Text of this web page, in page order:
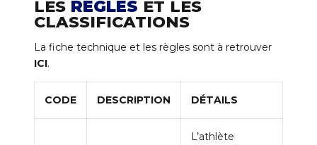
LES RÈGLES ET LES
CLASSIFICATIONS
La fiche technique et les règles sont à retrouver
ICI.
CODE DESCRIPTION DÉTAILS
L’athlète